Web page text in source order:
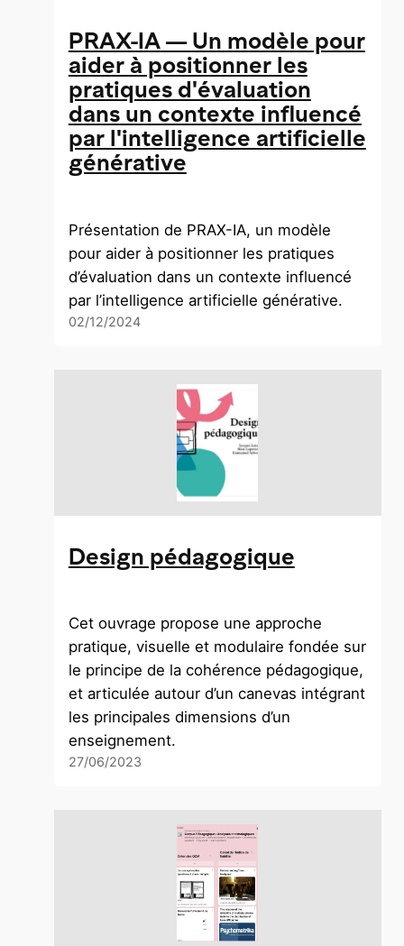
PRAX-IA—Un modèle pour
aider à positionner les
pratiques d'évaluation
dans un contexte influencé
par l'intelligence artificielle
générative
Présentation de PRAX-IA, un modèle
pour aider à positionner les pratiques
d’évaluation dans un contexte influencé
par l’intelligence artificielle générative.
02/12/2024
Design pédagogique
Cet ouvrage propose une approche
pratique, visuelle et modulaire fondée sur
le principe de la cohérence pédagogique,
et articulée autour d’un canevas intégrant
les principales dimensions d’un
enseignement.
27/06/2023